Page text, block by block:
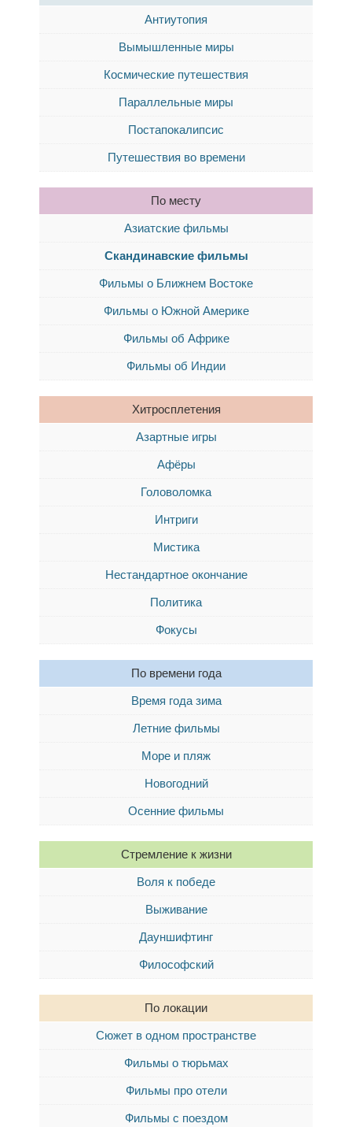
Антиутопия
Вымышленные миры
Космические путешествия
Параллельные миры
Постапокалипсис
Путешествия во времени
По месту
Азиатские фильмы
Скандинавские фильмы
Фильмы о Ближнем Востоке
Фильмы о Южной Америке
Фильмы об Африке
Фильмы об Индии
Хитросплетения
Азартные игры
Афёры
Головоломка
Интриги
Мистика
Нестандартное окончание
Политика
Фокусы
По времени года
Время года зима
Летние фильмы
Море и пляж
Новогодний
Осенние фильмы
Стремление к жизни
Воля к победе
Выживание
Дауншифтинг
Философский
По локации
Сюжет в одном пространстве
Фильмы о тюрьмах
Фильмы про отели
Фильмы с поездом